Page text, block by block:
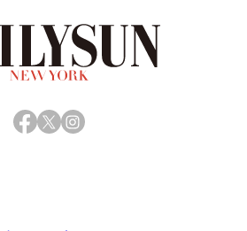
Facebook
X Instagram